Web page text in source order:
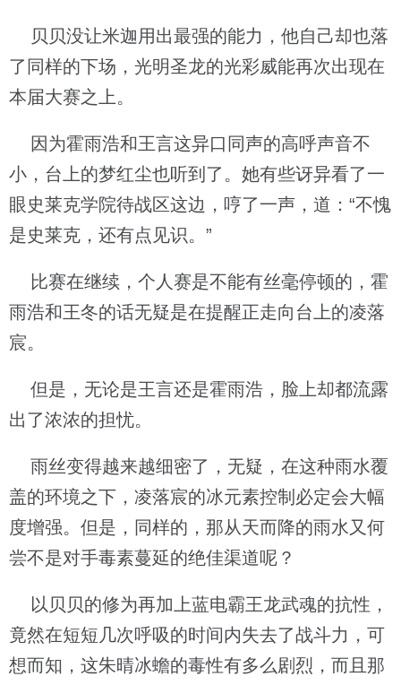
贝贝没让米迦用出最强的能力，他自己却也落
了同样的下场，光明圣龙的光彩威能再次出现在
本届大赛之上。
因为霍雨浩和王言这异口同声的高呼声音不
小，台上的梦红尘也听到了。她有些讶异看了一
眼史莱克学院待战区这边，哼了一声，道：“不愧
是史莱克，还有点见识。”
比赛在继续，个人赛是不能有丝毫停顿的，霍
雨浩和王冬的话无疑是在提醒正走向台上的凌落
宸。
但是，无论是王言还是霍雨浩，脸上却都流露
出了浓浓的担忧。
雨丝变得越来越细密了，无疑，在这种雨水覆
盖的环境之下，凌落宸的冰元素控制必定会大幅
度增强。但是，同样的，那从天而降的雨水又何
尝不是对手毒素蔓延的绝佳渠道呢？
以贝贝的修为再加上蓝电霸王龙武魂的抗性，
竟然在短短几次呼吸的时间内失去了战斗力，可
想而知，这朱晴冰蟾的毒性有多么剧烈，而且那